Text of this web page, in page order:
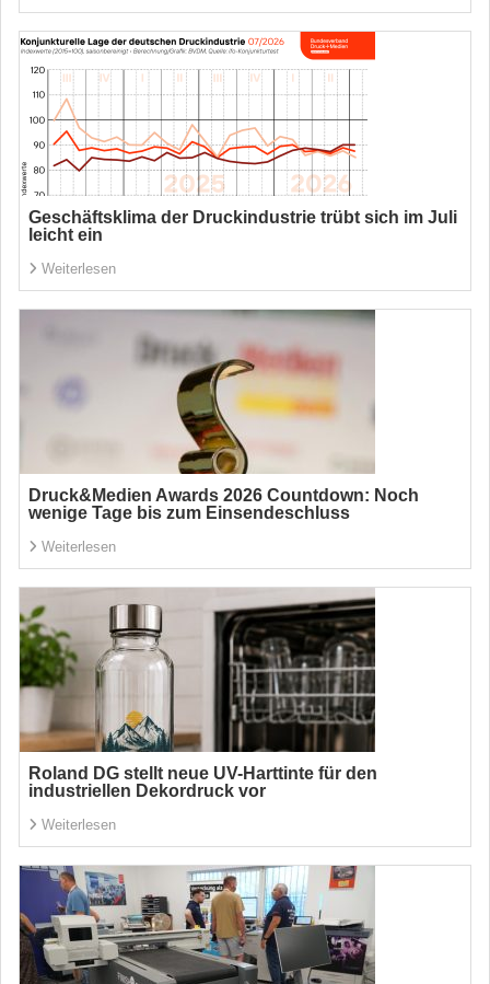
Geschäftsklima der Druckindustrie trübt sich im Juli
leicht ein
Weiterlesen
Druck&Medien Awards 2026 Countdown: Noch
wenige Tage bis zum Einsendeschluss
Weiterlesen
Roland DG stellt neue UV-Harttinte für den
industriellen Dekordruck vor
Weiterlesen